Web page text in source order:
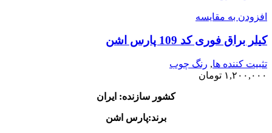
افزودن به مقایسه
کیلر براق فوری کد 109 پارس اشن
تثبیت کننده ها, رنگ چوب
۱,۲۰۰,۰۰۰ تومان
کشور سازنده: ایران
برند:پارس اشن